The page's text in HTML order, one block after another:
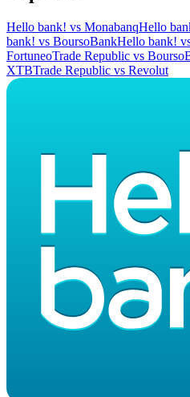
Hello bank! vs MonabanqHello
bank! vs BoursoBankHello bank!
FortuneoTrade Republic vs
XTBTrade Republic vs Revolut